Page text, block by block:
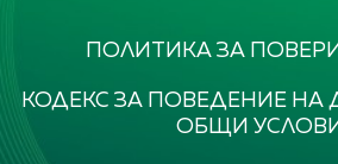
ПОЛИТИКА ЗА
КОДЕКС ЗА ПОВЕДЕНИЕ НА
ОБЩИ